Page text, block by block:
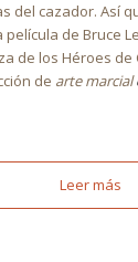
del cazador. Así
de Bruce
de los Héroes de
de arte marcial
Leer más